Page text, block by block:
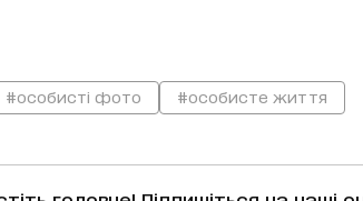
#особисті фото #особисте життя